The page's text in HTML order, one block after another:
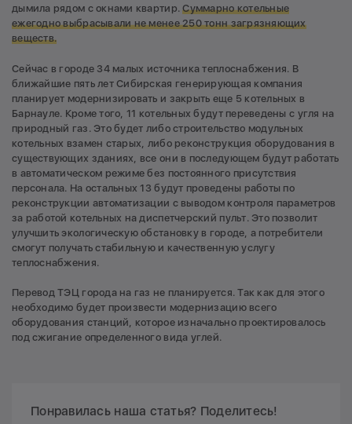
дымила рядом с окнами квартир.Суммарно котельные
ежегодно выбрасывали не менее 250 тонн загрязняющих
веществ.
Сейчас в городе 34 малых источника теплоснабжения. В
ближайшие пять лет Сибирская генерирующая компания
планирует модернизировать и закрыть еще 5 котельных в
Барнауле. Кроме того, 11 котельных будут переведены с угля на
природный газ. Это будет либо строительство модульных
котельных взамен старых, либо реконструкция оборудования в
существующих зданиях, все они в последующем будут работать
в автоматическом режиме без постоянного присутствия
персонала. На остальных 13 будут проведены работы по
реконструкции автоматизации с выводом контроля параметров
за работой котельных на диспетчерский пульт. Это позволит
улучшить экологическую обстановку в городе, а потребители
смогут получать стабильную и качественную услугу
теплоснабжения.
Перевод ТЭЦ города на газ не планируется. Так как для этого
необходимо будет произвести модернизацию всего
оборудования станций, которое изначально проектировалось
под сжигание определенного вида углей.
Понравилась наша статья? Поделитесь!